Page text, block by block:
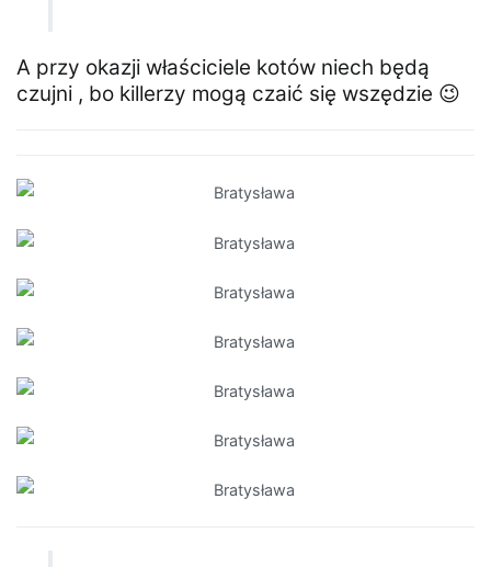
A przy okazji właściciele kotów niech będą
czujni , bo killerzy mogą czaić się wszędzie 😉